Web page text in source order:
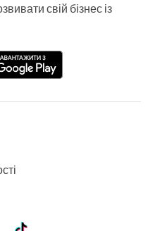
свій бізнес із